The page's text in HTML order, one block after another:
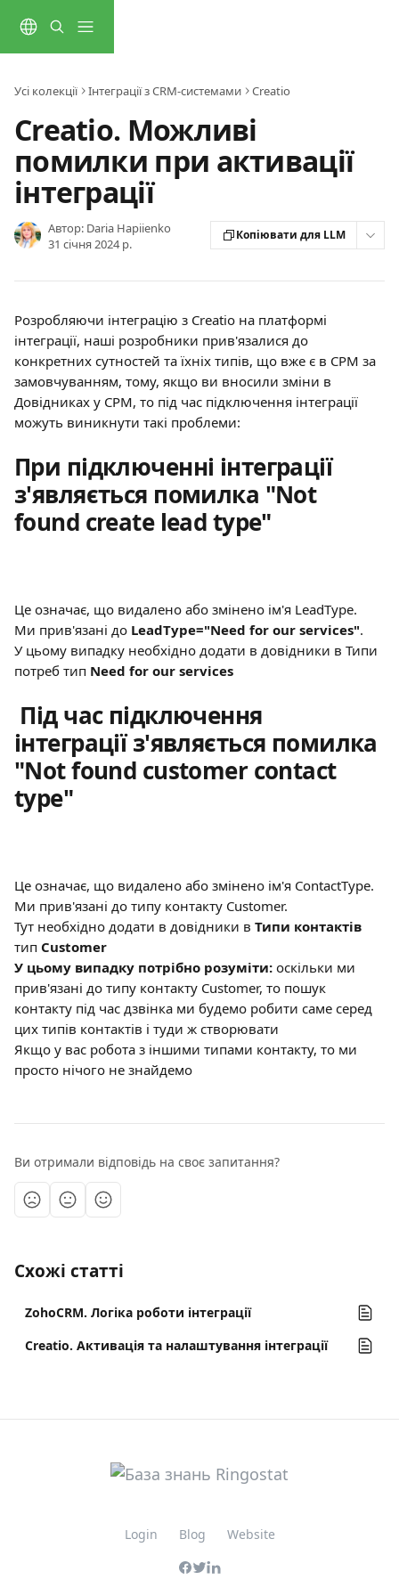
Усі колекції Інтеграції з CRM-системами Creatio
Creatio. Можливі
помилки при активації
інтеграції
Автор: Daria Hapiienko
31 січня 2024 р.
Копіювати для LLM
Розробляючи інтеграцію з Creatio на платформі
інтеграції, наші розробники прив'язалися до
конкретних сутностей та їхніх типів, що вже є в СРМ за
замовчуванням, тому, якщо ви вносили зміни в
Довідниках у СРМ, то під час підключення інтеграції
можуть виникнути такі проблеми:
При підключенні інтеграції
з'являється помилка "Not
found create lead type"
Це означає, що видалено або змінено ім'я LeadType.
Ми прив'язані до LeadType="Need for our services".
У цьому випадку необхідно додати в довідники в Типи
потреб тип Need for our services
інтеграції з'являється помилка
"Not found customer contact
type"
Це означає, що видалено або змінено ім'я ContactType.
Ми прив'язані до типу контакту Customer.
Тут необхідно додати в довідники в Типи контактів
тип Customer
У цьому випадку потрібно розуміти: оскільки ми
прив'язані до типу контакту Customer, то пошук
контакту під час дзвінка ми будемо робити саме серед
цих типів контактів і туди ж створювати
Якщо у вас робота з іншими типами контакту, то ми
просто нічого не знайдемо
Ви отримали відповідь на своє запитання?
Схожі статті
ZohoCRM. Логіка роботи інтеграції
Creatio. Активація та налаштування інтеграції
Login Blog Website